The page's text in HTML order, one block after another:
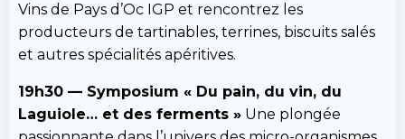
Vins de Pays d’Oc IGP et rencontrez les
producteurs de tartinables, terrines, biscuits salés
et autres spécialités apéritives.
19h30 — Symposium « Du pain, du vin, du
Laguiole… et des ferments » Une plongée